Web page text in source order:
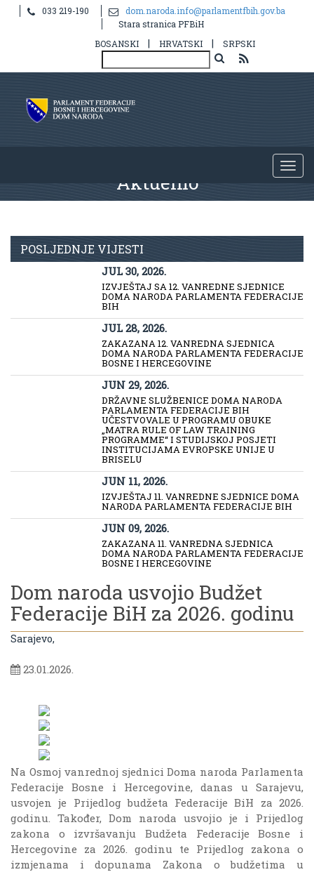
033 219-190
dom.naroda.info@parlamentfbih.gov.ba
Stara stranica PFBiH
BOSANSKI
| HRVATSKI | SRPSKI
Aktuelno
POSLJEDNJE VIJESTI
JUL 30, 2026.
IZVJEŠTAJ SA 12. VANREDNE SJEDNICE
DOMA NARODA PARLAMENTA FEDERACIJE
BIH
JUL 28, 2026.
ZAKAZANA 12. VANREDNA SJEDNICA
DOMA NARODA PARLAMENTA FEDERACIJE
BOSNE I HERCEGOVINE
JUN 29, 2026.
DRŽAVNE SLUŽBENICE DOMA NARODA
PARLAMENTA FEDERACIJE BIH
UČESTVOVALE U PROGRAMU OBUKE
„MATRA RULE OF LAW TRAINING
PROGRAMME“ I STUDIJSKOJ POSJETI
INSTITUCIJAMA EVROPSKE UNIJE U
BRISELU
JUN 11, 2026.
IZVJEŠTAJ 11. VANREDNE SJEDNICE DOMA
NARODA PARLAMENTA FEDERACIJE BIH
JUN 09, 2026.
ZAKAZANA 11. VANREDNA SJEDNICA
DOMA NARODA PARLAMENTA FEDERACIJE
BOSNE I HERCEGOVINE
Dom naroda usvojio Budžet
Federacije BiH za 2026. godinu
Sarajevo,
23.01.2026.
Na Osmoj vanrednoj sjednici Doma naroda Parlamenta
Federacije Bosne i Hercegovine, danas u Sarajevu,
usvojen je Prijedlog budžeta Federacije BiH za 2026.
godinu. Također, Dom naroda usvojio je i Prijedlog
zakona o izvršavanju Budžeta Federacije Bosne i
Hercegovine za 2026. godinu te Prijedlog zakona o
izmjenama i dopunama Zakona o budžetima u